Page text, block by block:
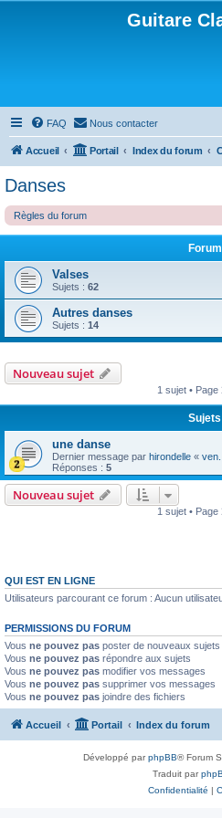
Guitare
FAQ Nous contacter
Accueil Portail Index du forum
Danses
Règles du forum
Forum
Valses
Sujets : 62
Autres danses
Sujets : 14
Nouveau sujet
1 sujet • Page
Sujets
une danse
Dernier message par hirondelle «
Réponses : 5
Nouveau sujet
1 sujet • Page
QUI EST EN LIGNE
Utilisateurs parcourant ce forum : Aucun
PERMISSIONS DU FORUM
Vous ne pouvez pas poster de nouveaux sujets
Vous ne pouvez pas répondre aux sujets
Vous ne pouvez pas modifier vos messages
Vous ne pouvez pas supprimer vos messages
Vous ne pouvez pas joindre des fichiers
Accueil Portail Index du forum
Développé parphpBB® Forum
Traduit par
Confidentialité |